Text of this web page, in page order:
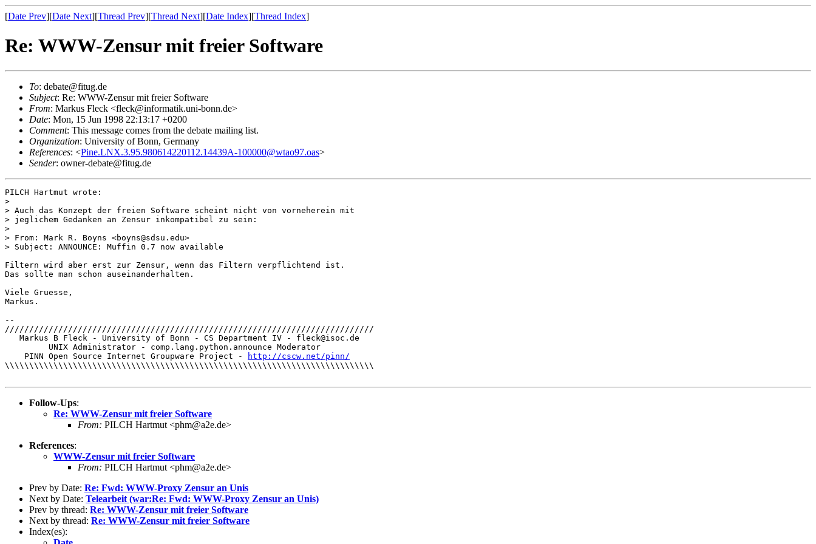
[Date Prev][Date Next][Thread Prev][Thread Next][Date Index][Thread Index]
Re: WWW-Zensur mit freier Software
To: debate@fitug.de
Subject: Re: WWW-Zensur mit freier Software
From: Markus Fleck <fleck@informatik.uni-bonn.de>
Date: Mon, 15 Jun 1998 22:13:17 +0200
Comment: This message comes from the debate mailing list.
Organization: University of Bonn, Germany
References: <Pine.LNX.3.95.980614220112.14439A-100000@wtao97.oas>
Sender: owner-debate@fitug.de
PILCH Hartmut wrote:
>
> Auch das Konzept der freien Software scheint nicht von vorneherein mit
> jeglichem Gedanken an Zensur inkompatibel zu sein:
>
> From: Mark R. Boyns <boyns@sdsu.edu>
> Subject: ANNOUNCE: Muffin 0.7 now available
Filtern wird aber erst zur Zensur, wenn das Filtern verpflichtend ist.
Das sollte man schon auseinanderhalten.
Viele Gruesse,
Markus.
--
////////////////////////////////////////////////////////////////////////////
   Markus B Fleck - University of Bonn - CS Department IV - fleck@isoc.de
         UNIX Administrator - comp.lang.python.announce Moderator
    PINN Open Source Internet Groupware Project -
http://cscw.net/pinn/
\\\\\\\\\\\\\\\\\\\\\\\\\\\\\\\\\\\\\\\\\\\\\\\\\\\\\\\\\\\\\\\\\\\\\\\\\\\\
Follow-Ups:
Re: WWW-Zensur mit freier Software
From: PILCH Hartmut <phm@a2e.de>
References:
WWW-Zensur mit freier Software
From: PILCH Hartmut <phm@a2e.de>
Prev by Date: Re: Fwd: WWW-Proxy Zensur an Unis
Next by Date: Telearbeit (war:Re: Fwd: WWW-Proxy Zensur an Unis)
Prev by thread: Re: WWW-Zensur mit freier Software
Next by thread: Re: WWW-Zensur mit freier Software
Index(es):